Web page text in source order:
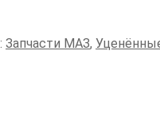
Запчасти МАЗ,